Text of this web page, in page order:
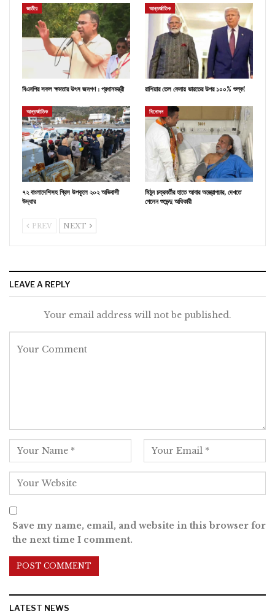
জাতীয়
বিএনপির সকল ক্ষমতার উৎস জনগণ : প্রধানমন্ত্রী
আন্তর্জাতিক
রাশিয়ার তেল কেনায় ভারতের উপর ১০০% শুল্ক!
আন্তর্জাতিক
৭২ বাংলাদেশিসহ গ্রিস উপকূলে ২০২ অভিবাসী
উদ্ধার
বিনোদন
মিঠুন চক্রবর্তীর হাতে আবার অস্ত্রোপচার, দেখতে
গেলেন শুভেন্দু অধিকারী
PREV NEXT
LEAVE A REPLY
Your email address will not be published.
Save my name, email, and website in this browser for
the next time I comment.
LATEST NEWS